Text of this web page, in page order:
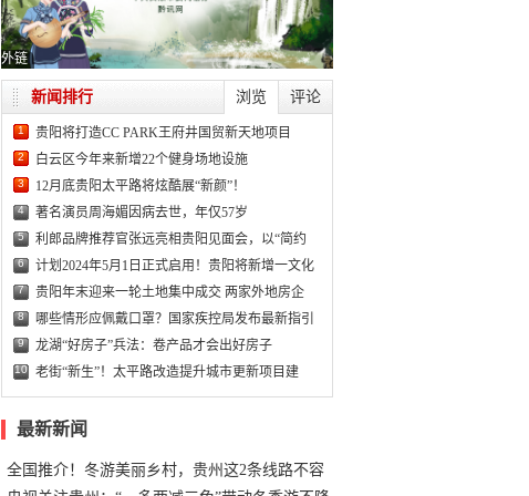
外链
浏览 评论
新闻排行
1 贵阳将打造CC PARK王府井国贸新天地项目
2 白云区今年来新增22个健身场地设施
3 12月底贵阳太平路将炫酷展“新颜”！
4 著名演员周海媚因病去世，年仅57岁
5 利郎品牌推荐官张远亮相贵阳见面会，以“简约
6 计划2024年5月1日正式启用！贵阳将新增一文化
7 贵阳年末迎来一轮土地集中成交 两家外地房企
8 哪些情形应佩戴口罩？国家疾控局发布最新指引
9 龙湖“好房子”兵法：卷产品才会出好房子
10 老街“新生”！太平路改造提升城市更新项目建
最新新闻
全国推介！冬游美丽乡村，贵州这2条线路不容